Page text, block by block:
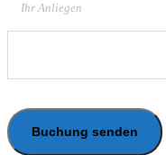
Ihr Anliegen